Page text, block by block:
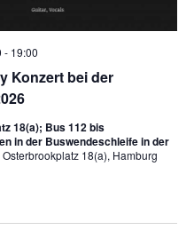
Konzert bei der
- 19:00
18(a); Bus 112 bis
in der Buswendeschleife in der
Osterbrookplatz 18(a), Hamburg